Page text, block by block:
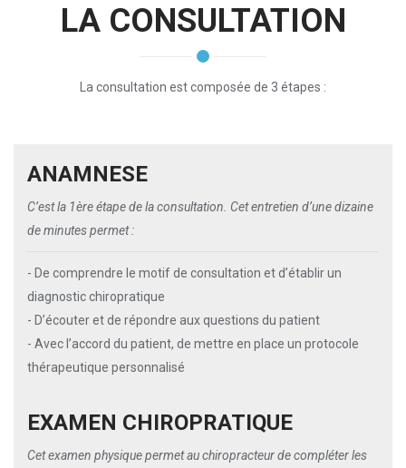
LA CONSULTATION
La consultation est composée de 3 étapes :
ANAMNESE
C’est la 1ère étape de la consultation. Cet entretien d’une dizaine
de minutes permet :
- De comprendre le motif de consultation et d’établir un
diagnostic chiropratique
- D’écouter et de répondre aux questions du patient
- Avec l’accord du patient, de mettre en place un protocole
thérapeutique personnalisé
EXAMEN CHIROPRATIQUE
Cet examen physique permet au chiropracteur de compléter les